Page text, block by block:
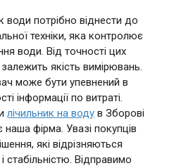
води потрібно віднести до
техніки, яка контролює
води. Від точності цих
якість вимірювань.
може бути упевнений в
інформації по витраті.
лічильник на воду в Зборові
наша фірма. Увазі покупців
які відрізняються
стабільністю. Відправимо